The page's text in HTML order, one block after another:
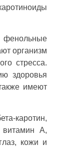
организм
стресса.
здоровья
имеют
каротин,
витамин А,
кожи и